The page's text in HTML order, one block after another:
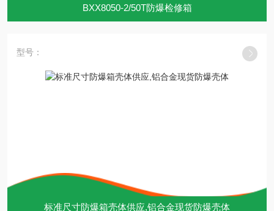
BXX8050-2/50T防爆检修箱
型号：
标准尺寸防爆箱壳体供应,铝合金现货防爆壳体